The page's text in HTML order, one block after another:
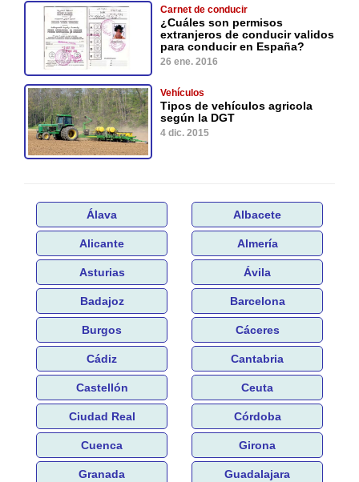
Carnet de conducir
¿Cuáles son permisos
extranjeros de conducir validos
para conducir en España?
26 ene. 2016
Vehículos
Tipos de vehículos agricola
según la DGT
4 dic. 2015
Álava Albacete
Alicante Almería
Asturias Ávila
Badajoz Barcelona
Burgos Cáceres
Cádiz Cantabria
Castellón Ceuta
Ciudad Real Córdoba
Cuenca Girona
Granada Guadalajara